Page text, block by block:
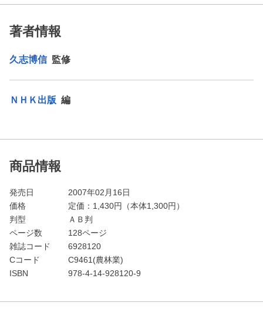
著者情報
久志博信 監修
ＮＨＫ出版 編
商品情報
発売日
2007年02月16日
価格
定価： 1,430円（本体1,300円）
判型
ＡＢ判
ページ数
128ページ
雑誌コード
6928120
Cコード
C9461(農林業)
ISBN
978-4-14-928120-9